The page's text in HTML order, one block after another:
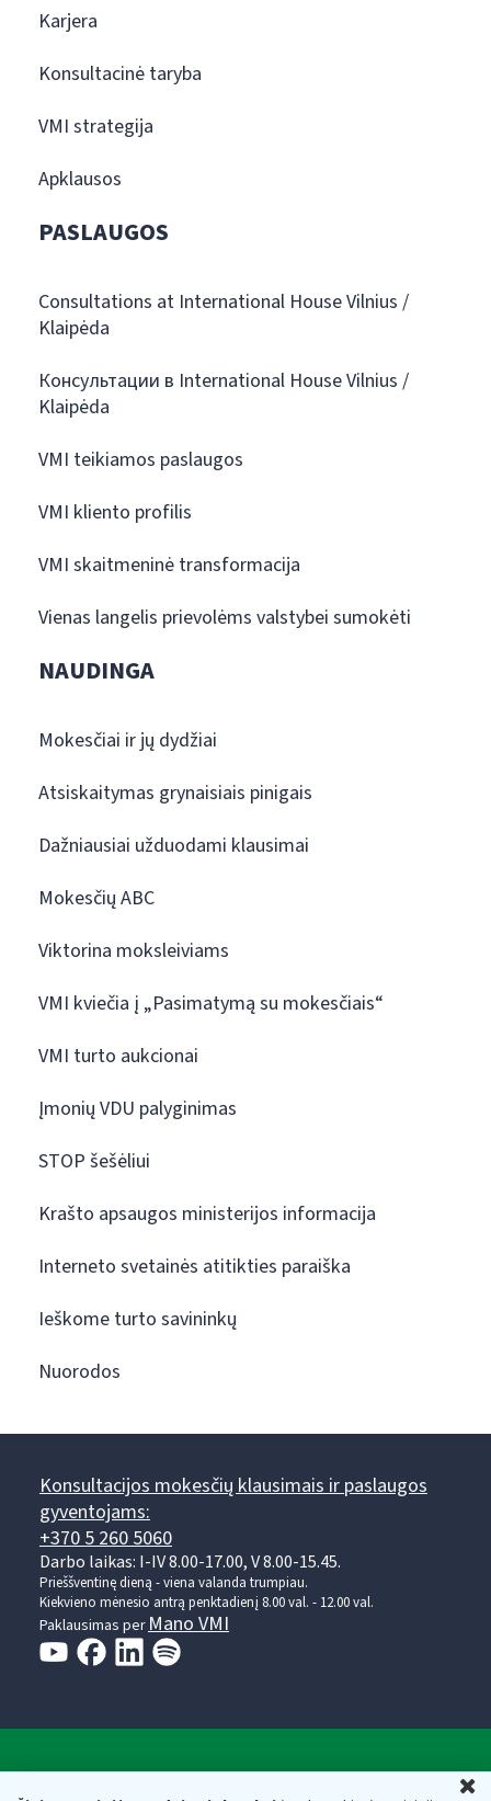
Karjera
Konsultacinė taryba
VMI strategija
Apklausos
PASLAUGOS
Consultations at International House Vilnius /
Klaipėda
Консультации в International House Vilnius /
Klaipėda
VMI teikiamos paslaugos
VMI kliento profilis
VMI skaitmeninė transformacija
Vienas langelis prievolėms valstybei sumokėti
NAUDINGA
Mokesčiai ir jų dydžiai
Atsiskaitymas grynaisiais pinigais
Dažniausiai užduodami klausimai
Mokesčių ABC
Viktorina moksleiviams
VMI kviečia į „Pasimatymą su mokesčiais“
VMI turto aukcionai
Įmonių VDU palyginimas
STOP šešėliui
Krašto apsaugos ministerijos informacija
Interneto svetainės atitikties paraiška
Ieškome turto savininkų
Nuorodos
Konsultacijos mokesčių klausimais ir paslaugos
gyventojams:
+370 5 260 5060
Darbo laikas: I-IV 8.00-17.00, V 8.00-15.45.
Prieššventinę dieną - viena valanda trumpiau.
Kiekvieno mėnesio antrą penktadienį 8.00 val. - 12.00 val.
Paklausimas per Mano VMI